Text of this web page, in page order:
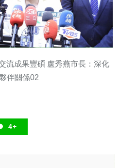
流成果豐碩 盧秀燕市長：深化
伴關係02
4+